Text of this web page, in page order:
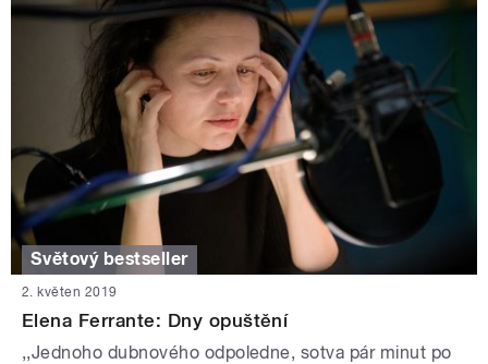
Světový bestseller
2. květen 2019
Elena Ferrante: Dny opuštění
,,Jednoho dubnového odpoledne, sotva pár minut po